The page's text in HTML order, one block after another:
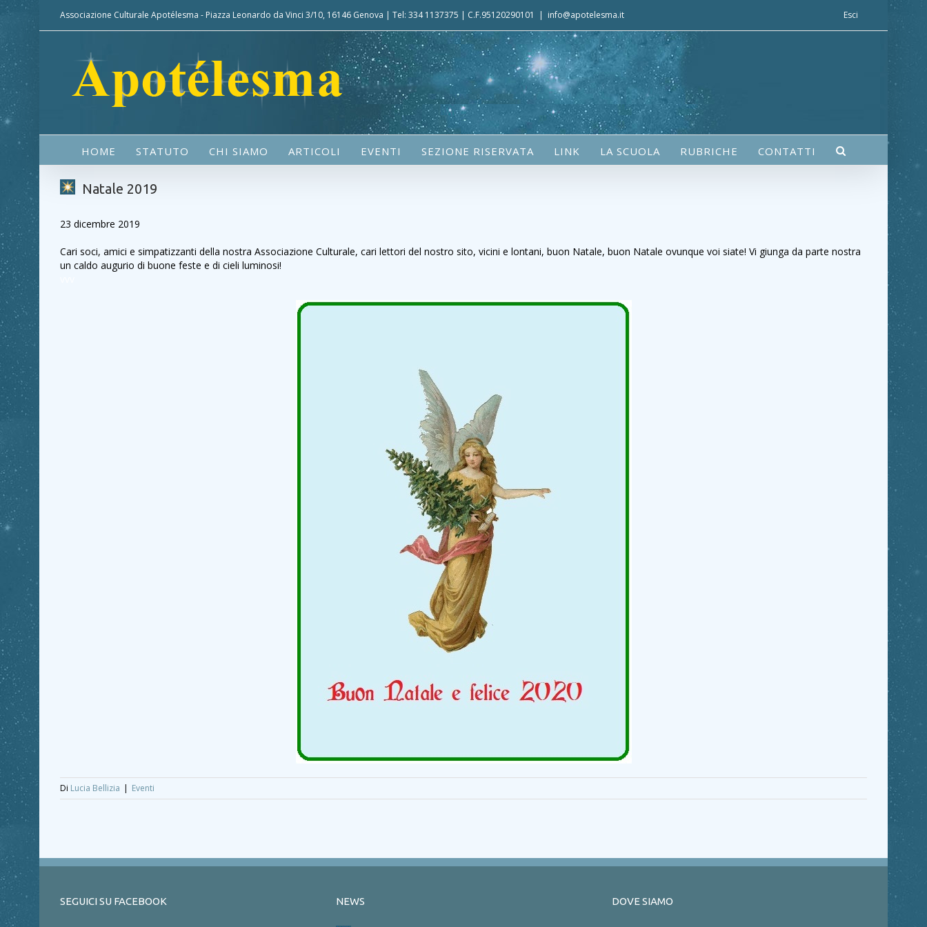
Associazione Culturale Apotélesma - Piazza Leonardo da Vinci 3/10, 16146 Genova | Tel: 334 1137375 | C.F.95120290101 | info@apotelesma.it Esci
HOME STATUTO CHI SIAMO ARTICOLI EVENTI SEZIONE RISERVATA LINK LA SCUOLA RUBRICHE CONTATTI
Natale 2019
23 dicembre 2019
Cari soci, amici e simpatizzanti della nostra Associazione Culturale, cari lettori del nostro sito, vicini e lontani, buon Natale, buon Natale ovunque voi siate! Vi giunga da parte nostra
un caldo augurio di buone feste e di cieli luminosi!
Di Lucia Bellizia | Eventi
SEGUICI SU FACEBOOK NEWS DOVE SIAMO